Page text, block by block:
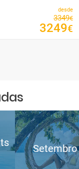
desde
3349€
3249€
Setembro